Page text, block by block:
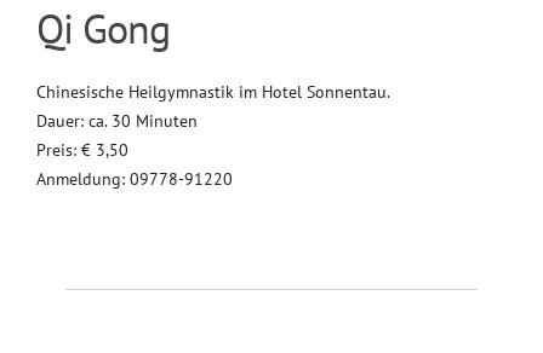
Qi Gong
Chinesische Heilgymnastik im Hotel Sonnentau.
Dauer: ca. 30 Minuten
Preis: € 3,50
Anmeldung: 09778-91220